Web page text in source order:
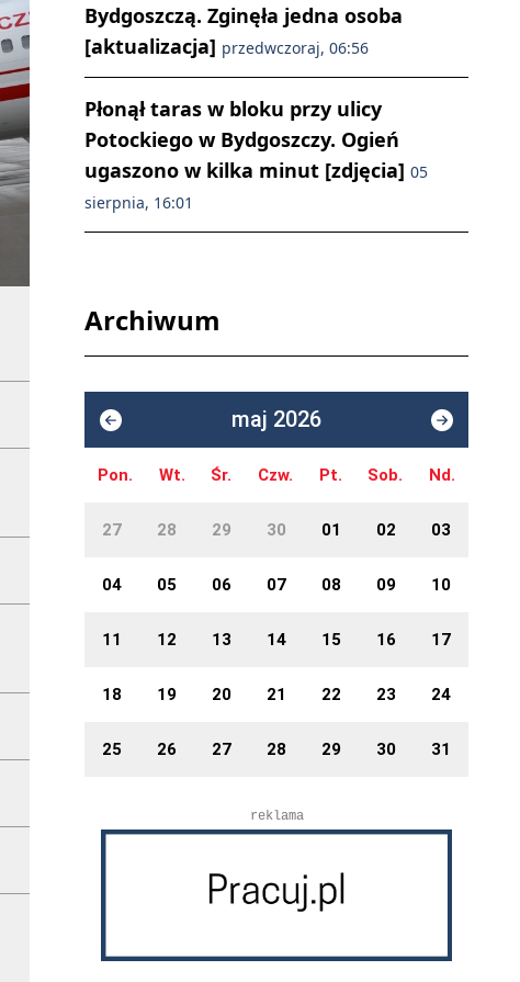
Bydgoszczą. Zginęła jedna osoba
[aktualizacja] przedwczoraj, 06:56
Płonął taras w bloku przy ulicy
Potockiego w Bydgoszczy. Ogień
ugaszono w kilka minut [zdjęcia] 05
sierpnia, 16:01
Archiwum
maj 2026
Pon. Wt. Śr. Czw. Pt. Sob. Nd.
27 28 29 30 01 02 03
04 05 06 07 08 09 10
11 12 13 14 15 16 17
18 19 20 21 22 23 24
25 26 27 28 29 30 31
reklama